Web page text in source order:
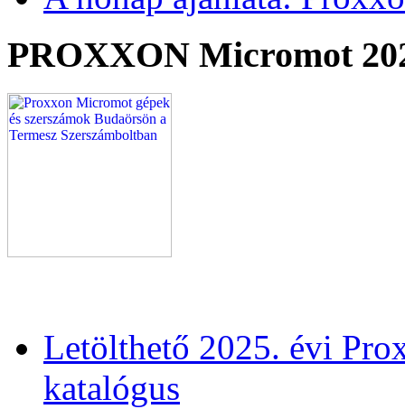
PROXXON Micromot
Letölthető 2025. évi
katalógus